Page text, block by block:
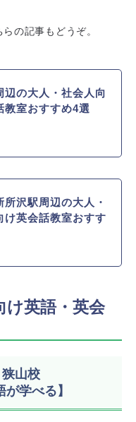
の記事もどうぞ。
辺の大人・社会人向
教室おすすめ4選
所沢駅周辺の大人・
け英会話教室おすす
け英語・英会
山校
が学べる】